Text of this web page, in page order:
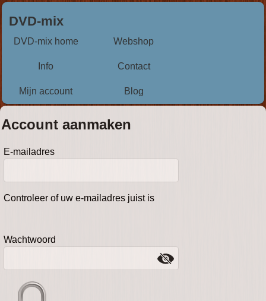
DVD-mix
DVD-mix home Webshop
Info Contact
Mijn account Blog
Account aanmaken
E-mailadres
Controleer of uw e-mailadres juist is
Wachtwoord